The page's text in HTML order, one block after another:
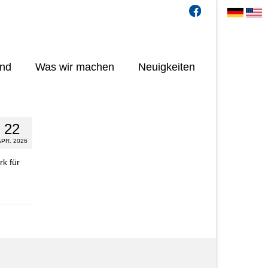
Was wir machen Neuigkeiten
22
2026
für